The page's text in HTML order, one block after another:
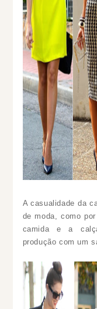
A casualidade da
de moda, como
camida e a
produção com um